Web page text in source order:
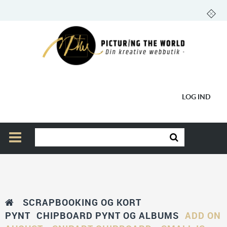
LOG IND
SCRAPBOOKING OG KORT
PYNT CHIPBOARD PYNT OG ALBUMS ADD ON